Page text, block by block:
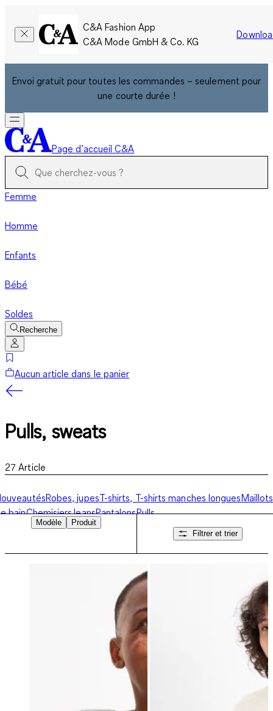
C&A Fashion App
C&A Mode GmbH & Co. KG
Envoi gratuit pour toutes les commandes – seulement pour
une courte durée !
Page d’accueil C&A
Femme
Homme
Enfants
Bébé
Soldes
Recherche
Aucun article dans le panier
Pulls, sweats
27 Article
Robes, jupesT-shirts, T-shirts manches longuesMaillots
bainChemisiersJeansPantalonsPulls,
VestesLingerieAccessoires
Modèle
Produit
Filtrer et trier